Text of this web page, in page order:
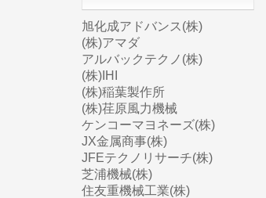
旭化成アドバンス(株)
(株)アマダ
アルバックテクノ(株)
(株)IHI
(株)稲葉製作所
(株)荏原風力機械
ケンコーマヨネーズ(株)
JX金属商事(株)
JFEテクノリサーチ(株)
芝浦機械(株)
住友重機械工業(株)